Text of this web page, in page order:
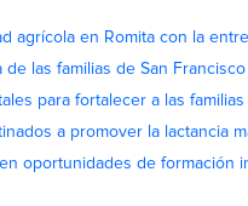
agrícola en Romita con la
las familias de San
para fortalecer a las
a promover la lactancia
oportunidades de formación